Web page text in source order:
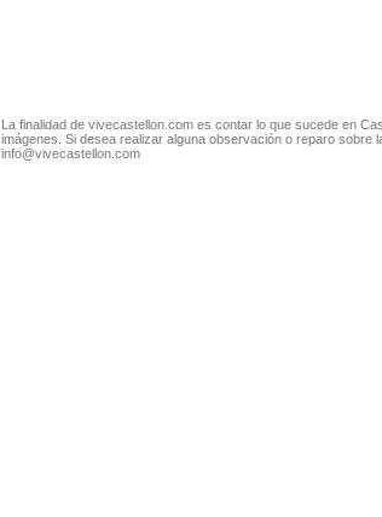
La finalidad de vivecastellon.com es contar lo que sucede en
imágenes. Si desea realizar alguna observación o reparo sobre
info@vivecastellon.com